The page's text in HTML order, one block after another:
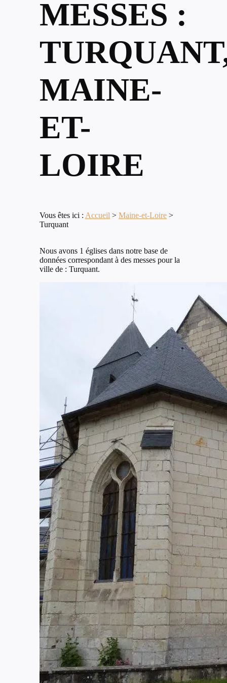
MESSES :
MAINE-
ET-
LOIRE
Vous êtes ici : Accueil > Maine-et-Loire >
Turquant
Nous avons 1 églises dans notre base de
données correspondant à des messes pour la
ville de : Turquant.